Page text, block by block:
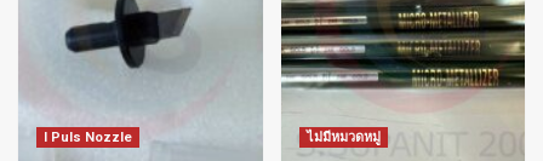
I Puls Nozzle ไม่มีหมวดหมู่